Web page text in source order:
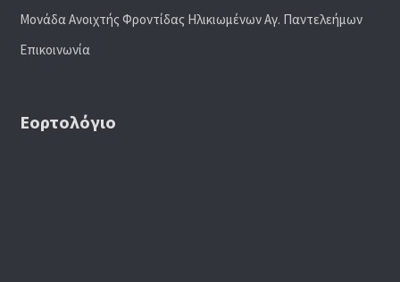
Μονάδα Ανοιχτής Φροντίδας Ηλικιωμένων Αγ. Παντελεήμων
Επικοινωνία
Εορτολόγιο